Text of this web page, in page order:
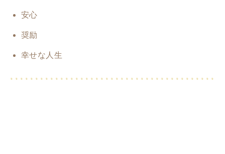
安心
奨励
幸せな人生